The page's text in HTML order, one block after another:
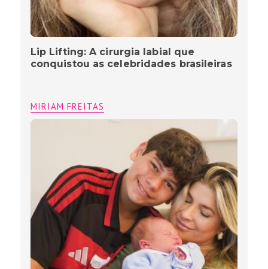
Lip Lifting: A cirurgia labial que
conquistou as celebridades brasileiras
MIRIAM FREITAS